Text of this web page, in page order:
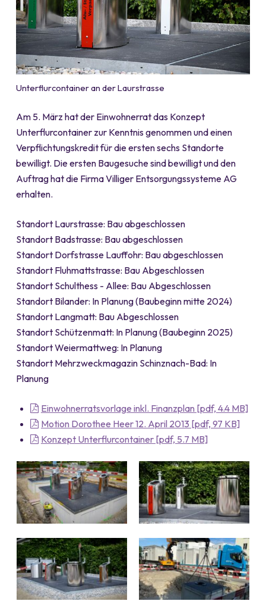
Unterflurcontainer an der Laurstrasse
Am 5. März hat der Einwohnerrat das Konzept
Unterflurcontainer zur Kenntnis genommen und einen
Verpflichtungskredit für die ersten sechs Standorte
bewilligt. Die ersten Baugesuche sind bewilligt und den
Auftrag hat die Firma Villiger Entsorgungssysteme AG
erhalten.
Standort Laurstrasse: Bau abgeschlossen
Standort Badstrasse: Bau abgeschlossen
Standort Dorfstrasse Lauffohr: Bau abgeschlossen
Standort Fluhmattstrasse: Bau Abgeschlossen
Standort Schulthess - Allee: Bau Abgeschlossen
Standort Bilander: In Planung (Baubeginn mitte 2024)
Standort Langmatt: Bau Abgeschlossen
Standort Schützenmatt: In Planung (Baubeginn 2025)
Standort Weiermattweg: In Planung
Standort Mehrzweckmagazin Schinznach-Bad: In
Planung
Einwohnerratsvorlage inkl. Finanzplan [pdf, 4.4 MB]
Motion Dorothee Heer 12. April 2013 [pdf, 97 KB]
Konzept Unterflurcontainer [pdf, 5.7 MB]